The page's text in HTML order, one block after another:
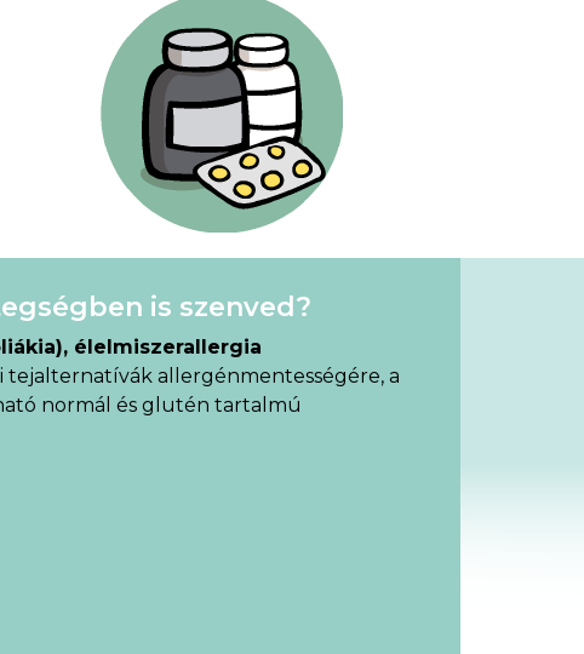
is szenved?
élelmiszerallergia
tejalternatívák allergénmentességére, a
normál és glutén tartalmú